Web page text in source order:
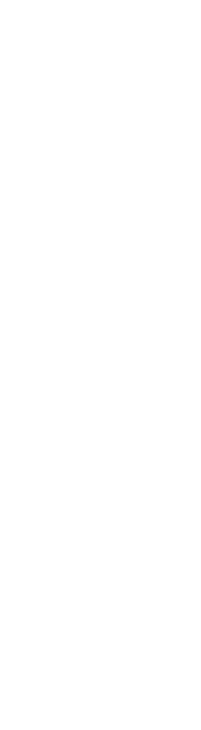
ნაკრები
ქაფი 115
50 მლ. (424)
კამელიის
ხმა 100გრ.